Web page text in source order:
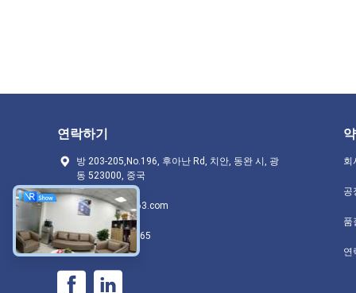
연락하기
방 203-205,No.196, 후아난 Rd, 치안, 동완 시, 광
동 523000, 중국
kinyet_csc@163.com
86-15622340665
약
회
공
품
연